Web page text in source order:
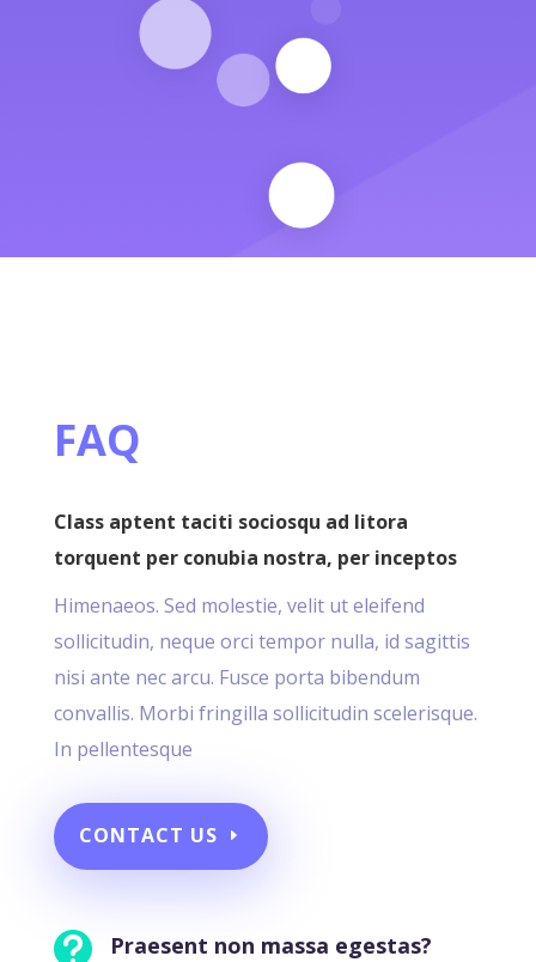
FAQ
Class aptent taciti sociosqu ad litora
torquent per conubia nostra, per inceptos
Himenaeos. Sed molestie, velit ut eleifend
sollicitudin, neque orci tempor nulla, id sagittis
nisi ante nec arcu. Fusce porta bibendum
convallis. Morbi fringilla sollicitudin scelerisque.
In pellentesque
CONTACT US
 Praesent non massa egestas?